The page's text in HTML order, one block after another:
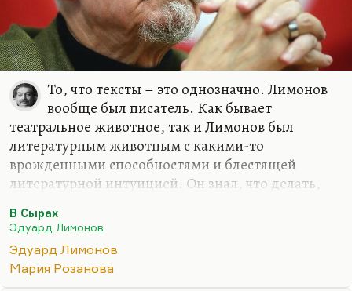
То, что тексты – это однозначно. Лимонов
вообще был писатель. Как бывает
театральное животное, так и Лимонов был
литературным животным с какими-то
врожденными способностями и блестящей
литературной интуицией. Он знал, что делать,
Я тут для одной статьи перечитывал его роман «В
сырах». Это не лучший его роман, поздний,
роман в новеллах, составленный из кусков, самый
В Сырах
Эдуард Лимонов
Эдуард Лимонов
Мария Розанова